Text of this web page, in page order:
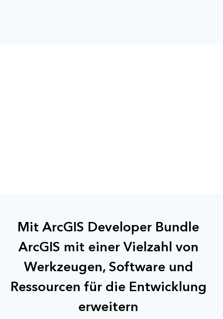
Mit ArcGIS Developer Bundle
ArcGIS mit einer Vielzahl von
Werkzeugen, Software und
Ressourcen für die Entwicklung
erweitern